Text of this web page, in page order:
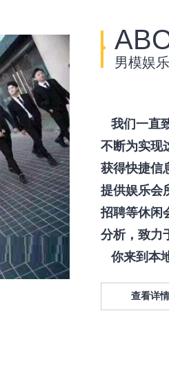
男模娱
我们一直
不断为实现
获得快捷信
提供娱乐会
招聘等休闲
分析，致力
你来到本
查看详